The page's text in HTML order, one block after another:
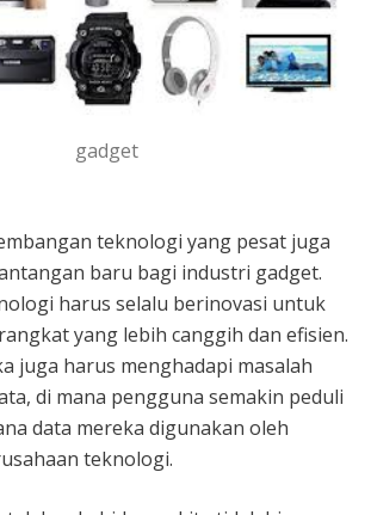
gadget
teknologi yang pesat juga
baru bagi industri gadget.
harus selalu berinovasi untuk
yang lebih canggih dan efisien.
juga harus menghadapi masalah
di mana pengguna semakin peduli
data mereka digunakan oleh
teknologi.